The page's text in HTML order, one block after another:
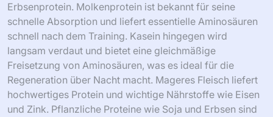
Erbsenprotein. Molkenprotein ist bekannt für seine
schnelle Absorption und liefert essentielle Aminosäuren
schnell nach dem Training. Kasein hingegen wird
langsam verdaut und bietet eine gleichmäßige
Freisetzung von Aminosäuren, was es ideal für die
Regeneration über Nacht macht. Mageres Fleisch liefert
hochwertiges Protein und wichtige Nährstoffe wie Eisen
und Zink. Pflanzliche Proteine wie Soja und Erbsen sind